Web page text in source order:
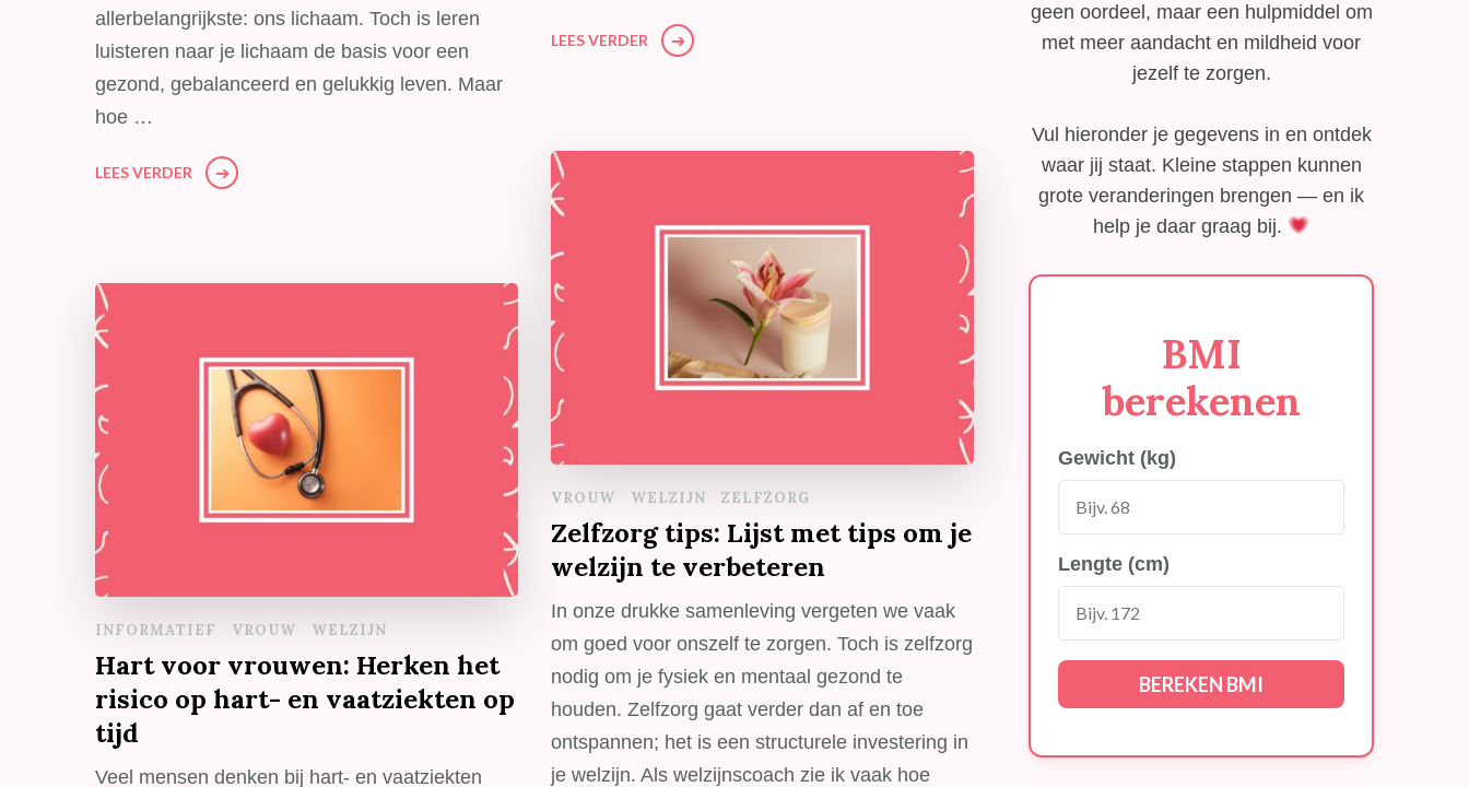
LEES VERDER
allerbelangrijkste: ons lichaam. Toch is leren
luisteren naar je lichaam de basis voor een
gezond, gebalanceerd en gelukkig leven. Maar
hoe …
LEES VERDER
VROUW WELZIJN ZELFZORG
Zelfzorg tips: Lijst met tips om je
welzijn te verbeteren
In onze drukke samenleving vergeten we vaak
om goed voor onszelf te zorgen. Toch is zelfzorg
nodig om je fysiek en mentaal gezond te
houden. Zelfzorg gaat verder dan af en toe
ontspannen; het is een structurele investering in
je welzijn. Als welzijnscoach zie ik vaak hoe
INFORMATIEF VROUW WELZIJN
Hart voor vrouwen: Herken het
risico op hart- en vaatziekten op
tijd
Veel mensen denken bij hart- en vaatziekten
geen oordeel, maar een hulpmiddel om
met meer aandacht en mildheid voor
jezelf te zorgen.
Vul hieronder je gegevens in en ontdek
waar jij staat. Kleine stappen kunnen
grote veranderingen brengen — en ik
help je daar graag bij.
BMI
berekenen
Gewicht (kg)
Lengte (cm)
BEREKEN BMI